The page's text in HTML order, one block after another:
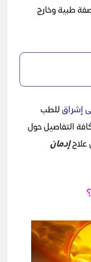
طبية وخارج
إشراق للطب
التفاصيل حول
علاجإدمان